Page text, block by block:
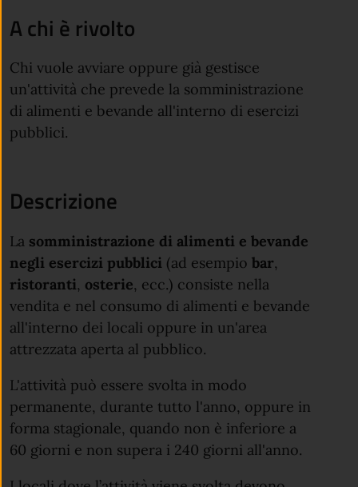
A chi è rivolto
Chi vuole avviare oppure già gestisce
un'attività che prevede la somministrazione
di alimenti e bevande all'interno di esercizi
pubblici.
Descrizione
La somministrazione di alimenti e bevande
negli esercizi pubblici (ad esempio bar,
ristoranti, osterie, ecc.) consiste nella
vendita e nel consumo di alimenti e bevande
all'interno dei locali oppure in un'area
attrezzata aperta al pubblico.
L'attività può essere svolta in modo
permanente, durante tutto l'anno, oppure in
forma stagionale, quando non è inferiore a
60 giorni e non supera i 240 giorni all'anno.